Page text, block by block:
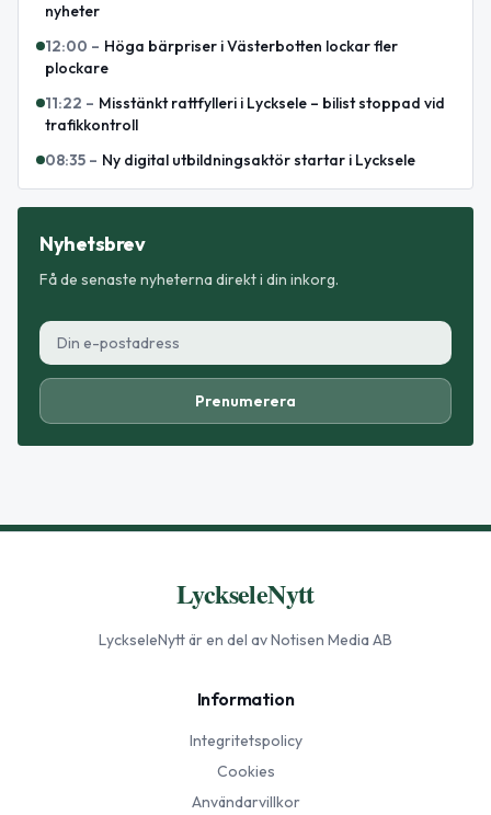
nyheter
12:00 – Höga bärpriser i Västerbotten lockar fler
plockare
11:22 – Misstänkt rattfylleri i Lycksele – bilist stoppad vid
trafikkontroll
08:35 – Ny digital utbildningsaktör startar i Lycksele
Nyhetsbrev
Få de senaste nyheterna direkt i din inkorg.
Prenumerera
LyckseleNytt
LyckseleNyttär en del av Notisen Media AB
Information
Integritetspolicy
Cookies
Användarvillkor